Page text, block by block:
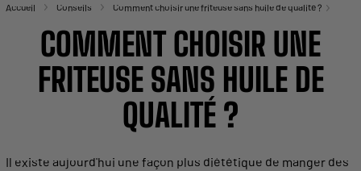
Accueil Conseils Comment choisir une friteuse sans huile de qualité ?
COMMENT CHOISIR UNE
FRITEUSE SANS HUILEDE
QUALITÉ ?
Il existe aujourd'hui une façon plus diététique de manger des